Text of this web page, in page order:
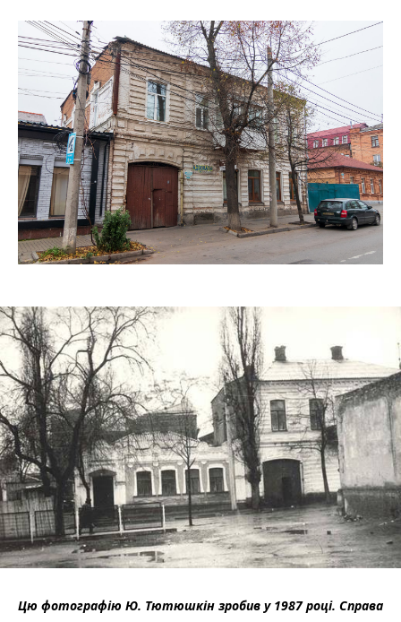
Цю фотографію Ю. Тютюшкін зробив у 1987 році. Справа